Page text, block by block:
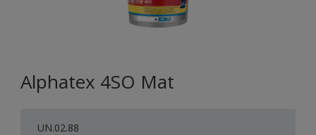
Alphatex 4SO Mat
UN.02.88